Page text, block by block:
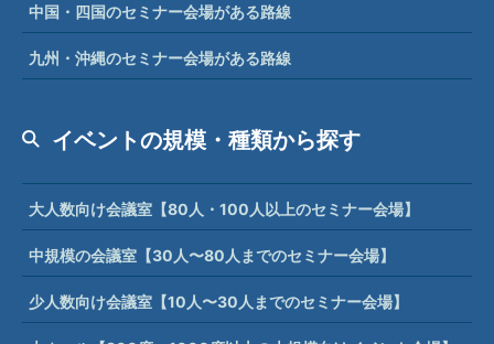
中国・四国のセミナー会場がある路線
九州・沖縄のセミナー会場がある路線
イベントの規模・種類から探す
大人数向け会議室【80人・100人以上のセミナー会場】
中規模の会議室【30人〜80人までのセミナー会場】
少人数向け会議室【10人〜30人までのセミナー会場】